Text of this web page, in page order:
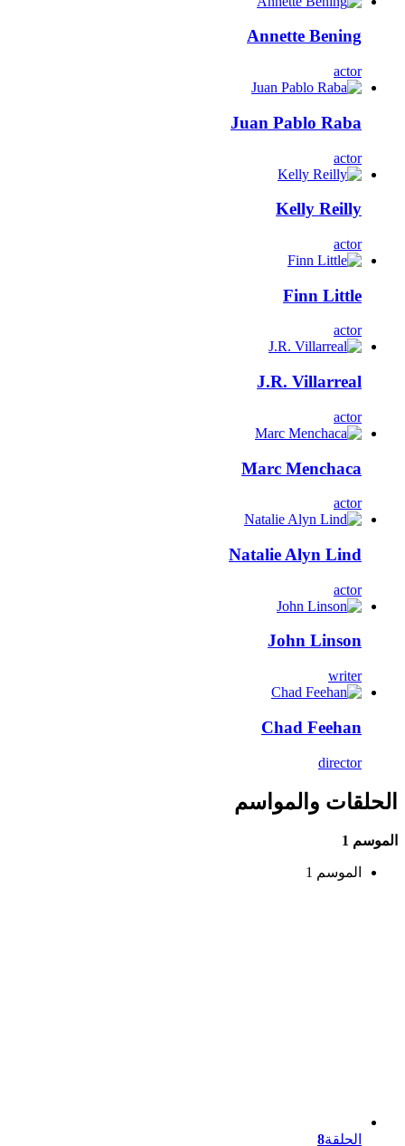
Annette Bening
actor
Juan Pablo Raba
actor
Kelly Reilly
actor
Finn Little
actor
J.R. Villarreal
actor
Marc Menchaca
actor
Natalie Alyn Lind
actor
John Linson
writer
Chad Feehan
director
الحلقات والمواسم
الموسم 1
الموسم 1
الحلقة8